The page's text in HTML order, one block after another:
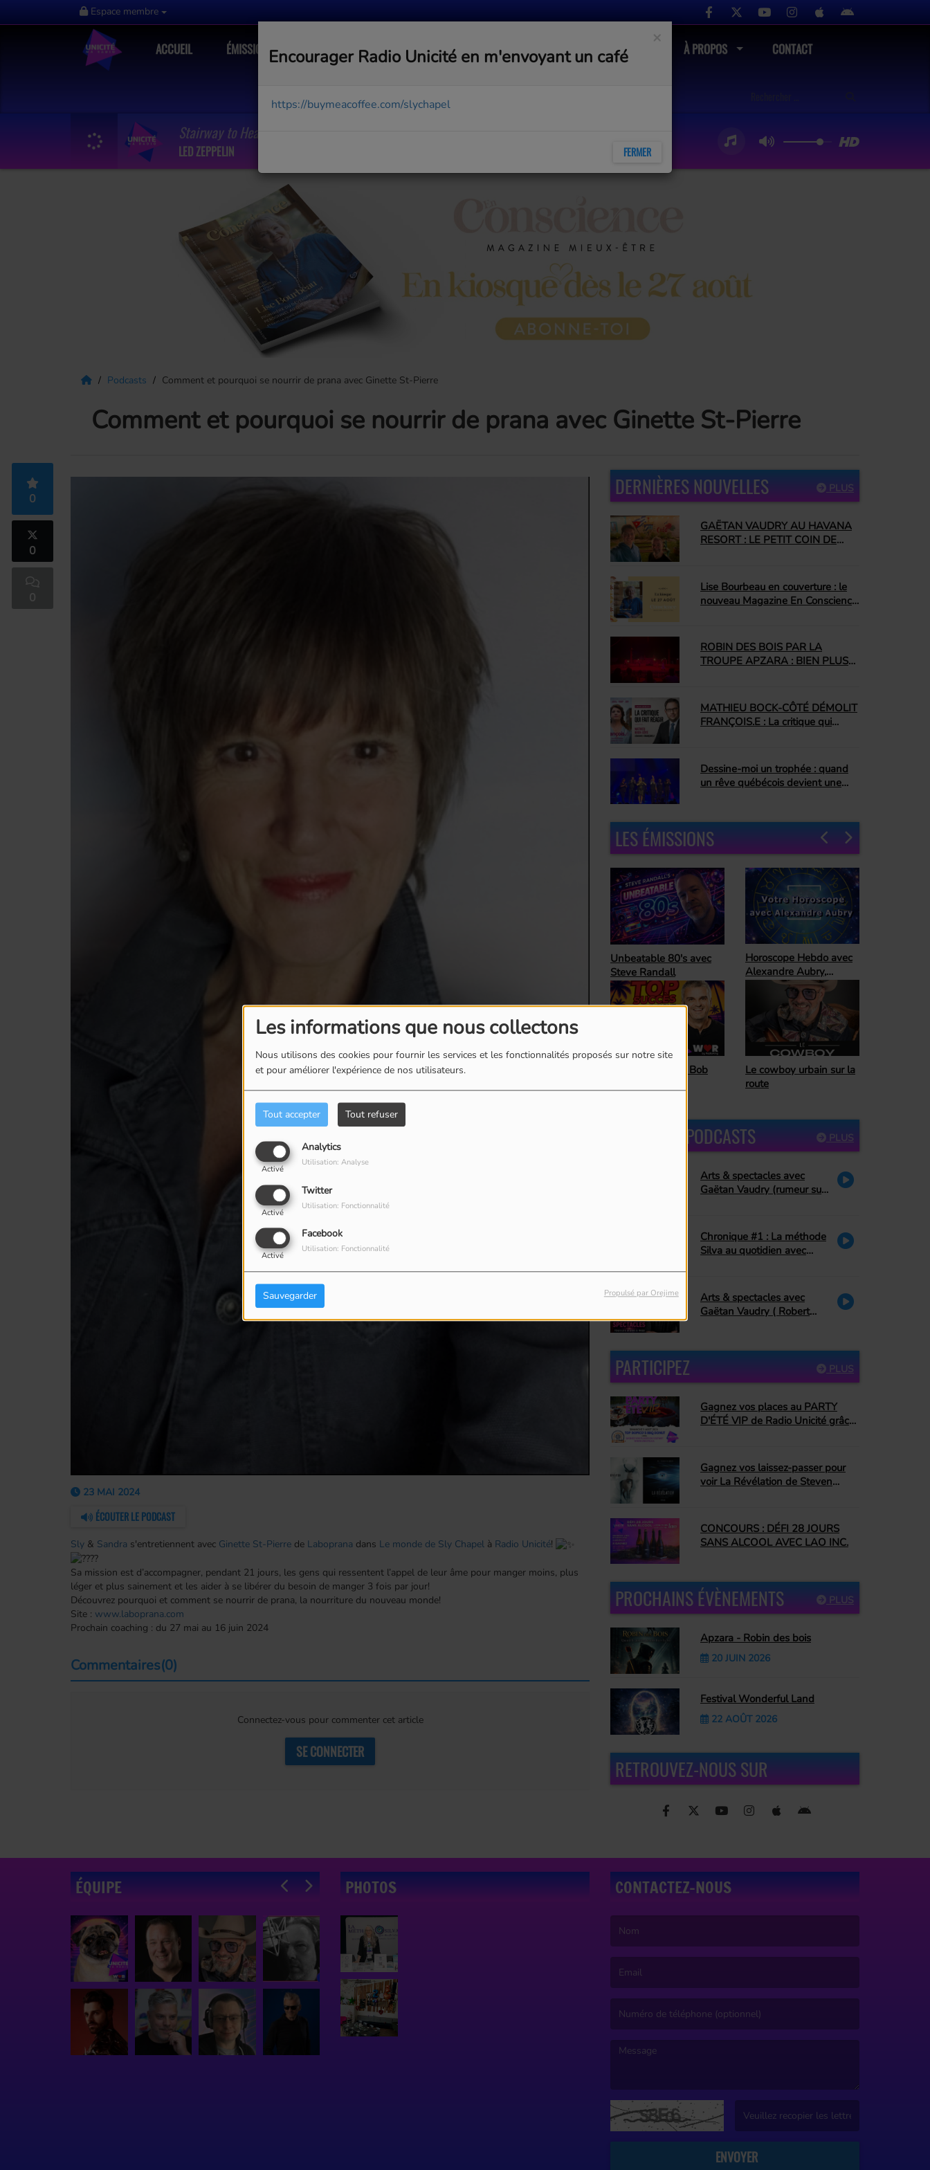
Les informations que nous collectons
Nous utilisons des cookies pour fournir les services et les fonctionnalités proposés sur notre site
et pour améliorer l'expérience de nos utilisateurs.
Tout accepter Tout refuser
Analytics
Activé
Utilisation: Analyse
Twitter
Activé
Utilisation: Fonctionnalité
Facebook
Activé
Utilisation: Fonctionnalité
Sauvegarder Propulsé par Orejime
Espace membre
ACCUEIL ÉMISSIONS MUSIQUE ACTUALITÉS MÉDIAS COMMUNAUTÉ À PROPOS CONTACT
Stairway to Heaven
LED ZEPPELIN
Podcasts Comment et pourquoi se nourrir de prana avec Ginette St-Pierre
Comment et pourquoi se nourrir de prana avec Ginette St-Pierre
0
0
0
23 MAI 2024
ÉCOUTER LE PODCAST
Sly & Sandra s'entretiennent avec Ginette St-Pierre de Laboprana dans Le monde de Sly Chapel à Radio Unicité!
Sa mission est d’accompagner, pendant 21 jours, les gens qui ressentent l’appel de leur âme pour manger moins, plus
léger et plus sainement et les aider à se libérer du besoin de manger 3 fois par jour!
Découvrez pourquoi et comment se nourrir de prana, la nourriture du nouveau monde!
Site : www.laboprana.com
Prochain coaching : du 27 mai au 16 juin 2024
Commentaires(0)
Connectez-vous pour commenter cet article
SE CONNECTER
PLUS
DERNIÈRES NOUVELLES
GAËTAN VAUDRY AU HAVANA
RESORT : LE PETIT COIN DE
Lise Bourbeau en couverture : le
nouveau Magazine En Conscience
ROBIN DES BOIS PAR LA
TROUPE APZARA : BIEN PLUS
MATHIEU BOCK-CÔTÉ DÉMOLIT
FRANÇOIS.E : La critique qui
Dessine-moi un trophée : quand
un rêve québécois devient une
LES ÉMISSIONS
Horoscope Hebdo avec
Alexandre Aubry,
astrologue
Le cowboy urbain sur la
Ready For The
Weekend
Horoscope Hebdo avec
Alexandre Aubry,
PLUS
DERNIERS PODCASTS
Arts & spectacles avec
Gaëtan Vaudry (rumeur sur
Chronique #1 : La méthode
Silva au quotidien avec
Arts & spectacles avec
Gaëtan Vaudry ( Robert
PLUS
PARTICIPEZ
Gagnez vos places au PARTY
D'ÉTÉ VIP de Radio Unicité grâce
Gagnez vos laissez-passer pour
voir La Révélation de Steven
CONCOURS : DÉFI 28 JOURS
SANS ALCOOL AVEC LAO INC.
PLUS
PROCHAINS ÉVÈNEMENTS
Apzara - Robin des bois
20 JUIN 2026
Festival Wonderful Land
22 AOÛT 2026
RETROUVEZ-NOUS SUR
ÉQUIPE PHOTOS CONTACTEZ-NOUS
ENVOYER
×
Encourager Radio Unicité en m'envoyant un café
https://buymeacoffee.com/slychapel
FERMER